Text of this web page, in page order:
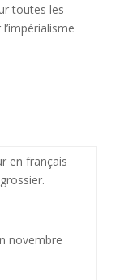
toutes les
en français
novembre